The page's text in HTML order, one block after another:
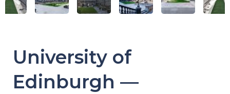
University of
Edinburgh —